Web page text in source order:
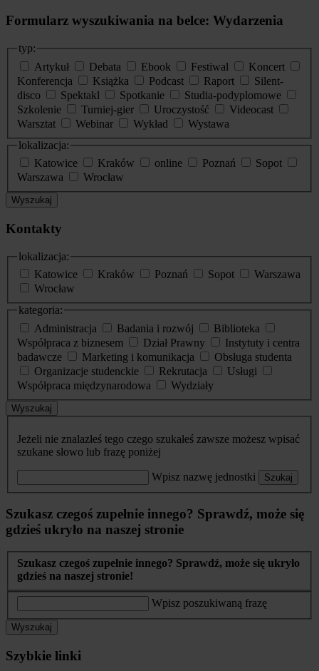
Formularz wyszukiwania na belce: Wydarzenia
typ:
Artykuł
Debata Ebook Festiwal
Koncert
Konferencja
Książka Podcast Raport
Silent-
disco
Spektakl Spotkanie
Studia-podyplomowe
Szkolenie
Turniej-gier Uroczystość
Videocast
Warsztat
Webinar Wykład
Wystawa
lokalizacja:
Katowice
Kraków online Poznań
Sopot
Warszawa
Wrocław
Wyszukaj
Kontakty
lokalizacja:
Katowice
Kraków Poznań Sopot
Warszawa
Wrocław
kategoria:
Administracja
Badania i rozwój
Biblioteka
Współpraca z biznesem
Dział Prawny
Instytuty i centra
badawcze
Marketing i komunikacja
Obsługa studenta
Organizacje studenckie
Rekrutacja
Usługi
Współpraca międzynarodowa
Wydziały
Wyszukaj
Jeżeli nie znalazłeś tego czego szukałeś zawsze możesz wpisać
szukane słowo lub frazę poniżej
Wpisz nazwę jednostki Szukaj
Szukasz czegoś zupełnie innego? Sprawdź, może się
gdzieś ukryło na naszej stronie
Szukasz czegoś zupełnie innego? Sprawdź, może się ukryło
gdzieś na naszej stronie!
Wpisz poszukiwaną frazę
Wyszukaj
Szybkie linki